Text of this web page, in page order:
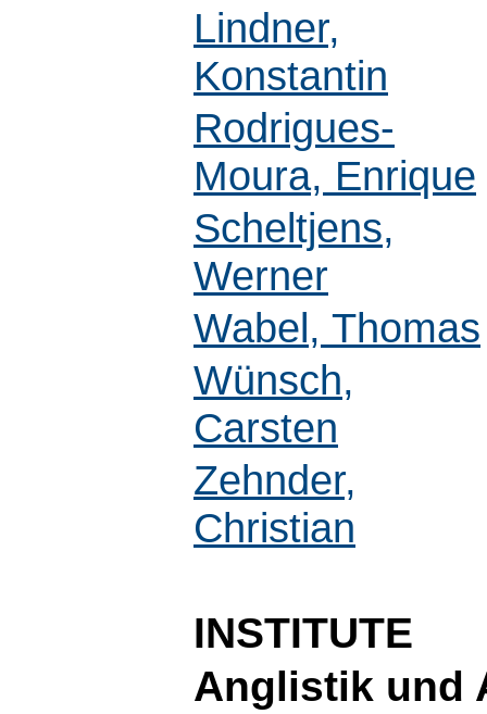
Lindner,
Konstantin
Rodrigues-
Moura, Enrique
Scheltjens,
Werner
Wabel, Thomas
Wünsch,
Carsten
Zehnder,
Christian
INSTITUTE
Anglistik und